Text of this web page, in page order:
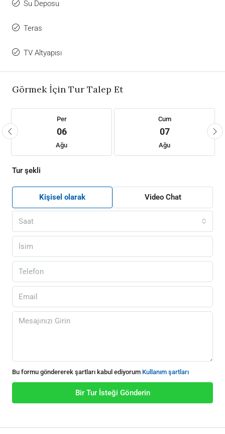
Su Deposu
Teras
TV Altyapısı
Görmek İçin Tur Talep Et
Per
06
Ağu
Cum
07
Ağu
Tur şekli
Kişisel olarak Video Chat
Saat
Bu formu göndererek şartları kabul ediyorum Kullanım şartları
Bir Tur İsteği Gönderin